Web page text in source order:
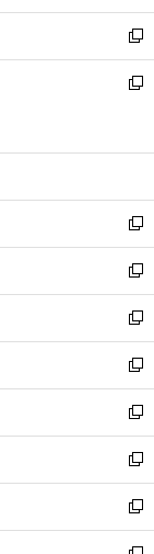
開
く
ウ
で
開
く
ン
ド
ウ
で
ウ
ィ
ン
ド
開
新
し
い
ン
ウ
で
開
く
新
ウ
ン
ド
ウ
で
開
く
新
し
い
ウ
ィ
ン
ド
ウ
で
開
く
新
し
い
ウ
ィ
ン
ド
ウ
で
開
く
新
し
い
ウ
ィ
ン
ド
ウ
で
開
新
し
い
ウ
ィ
ン
ド
ウ
新
し
い
ウ
ィ
ン
新
し
い
ウ
新
し